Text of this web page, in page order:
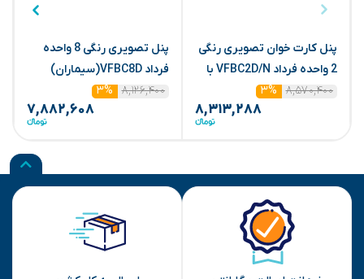
پنل کارت خوان تصویری رنگی
2 واحده فرداد VFBC2D/N با
ماژول(سیماران)
۸,۵۷۰,۴۰۰ ۳%
۸,۳۱۳,۲۸۸
پنل تصویری رنگی 8 واحده
فرداد VFBC8D(سیماران)
۸,۱۲۶,۴۰۰
۳%
۷,۸۸۲,۶۰۸